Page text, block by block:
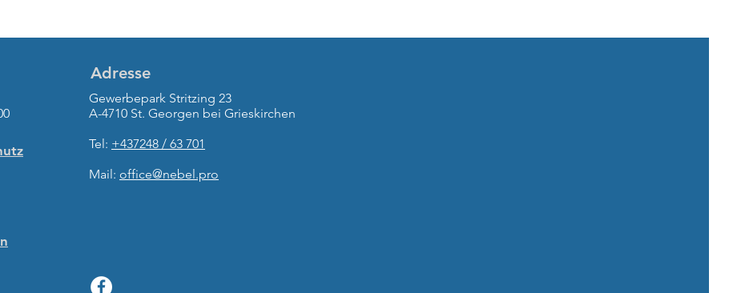
Adresse
Gewerbepark Stritzing 23
A-4710 St. Georgen bei Grieskirchen
Tel: +437248 / 63 701
Mail: office@nebel.pro